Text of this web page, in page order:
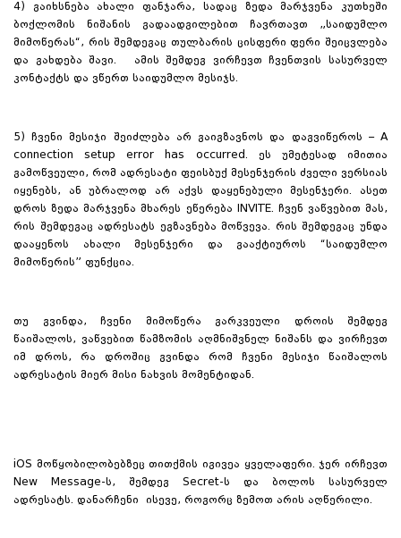
4) გაიხსნება ახალი ფანჯარა, სადაც ზედა მარჯვენა კუთხეში
ბოქლომის ნიშანის გადაადგილებით ჩავრთავთ „საიდუმლო
მიმოწერას“, რის შემდეგაც თულბარის ცისფერი ფერი შეიცვლება
და გახდება შავი. ამის შემდეგ ვირჩევთ ჩვენთვის სასურველ
კონტაქტს და ვწერთ საიდუმლო მესიჯს.
5) ჩვენი მესიჯი შეიძლება არ გაიგზავნოს და დაგვიწეროს – A
connection setup error has occurred. ეს უმეტესად იმითია
გამოწვეული, რომ ადრესატი ფეისბუქ მესენჯერის ძველი ვერსიას
იყენებს, ან უბრალოდ არ აქვს დაყენებული მესენჯერი. ასეთ
დროს ზედა მარჯვენა მხარეს ეწერება INVITE. ჩვენ ვაწვებით მას,
რის შემდეგაც ადრესატს ეგზავნება მოწვევა. რის შემდეგაც უნდა
დააყენოს ახალი მესენჯერი და გააქტიუროს “საიდუმლო
მიმოწერის” ფუნქცია.
თუ გვინდა, ჩვენი მიმოწერა გარკვეული დროის შემდეგ
წაიშალოს, ვაწვებით წამზომის აღმნიშვნელ ნიშანს და ვირჩევთ
იმ დროს, რა დროშიც გვინდა რომ ჩვენი მესიჯი წაიშალოს
ადრესატის მიერ მისი ნახვის მომენტიდან.
iOS მოწყობილობებზეც თითქმის იგივეა ყველაფერი. ჯერ ირჩევთ
New Message-ს, შემდეგ Secret-ს და ბოლოს სასურველ
ადრესატს. დანარჩენი ისევე, როგორც ზემოთ არის აღწერილი.